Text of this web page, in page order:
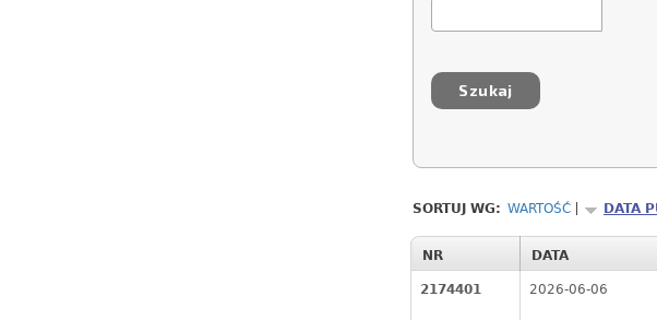
SORTUJ WG: WARTOŚĆ DATA
NR DATA
2174401 2026-06-06